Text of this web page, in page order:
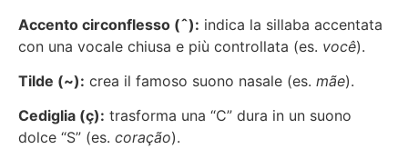
Accento circonflesso (ˆ): indica la sillaba accentata
con una vocale chiusa e più controllata (es. você).
Tilde (~): crea il famoso suono nasale (es. mãe).
Cediglia (ç): trasforma una “C” dura in un suono
dolce “S” (es. coração).